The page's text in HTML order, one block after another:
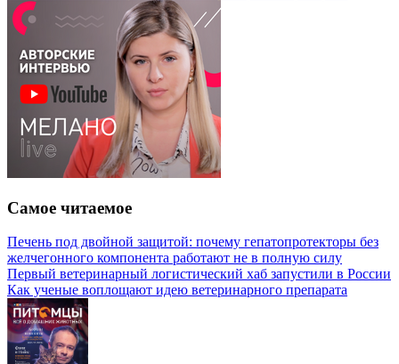
Самое читаемое
Печень под двойной защитой: почему гепатопротекторы без
желчегонного компонента работают не в полную силу
Первый ветеринарный логистический хаб запустили в России
Как ученые воплощают идею ветеринарного препарата